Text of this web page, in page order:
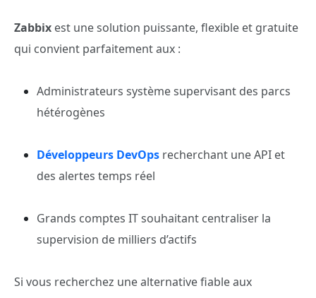
Zabbix est une solution puissante, flexible et gratuite
qui convient parfaitement aux :
Administrateurs système supervisant des parcs
hétérogènes
Développeurs DevOps recherchant une API et
des alertes temps réel
Grands comptes IT souhaitant centraliser la
supervision de milliers d’actifs
Si vous recherchez une alternative fiable aux